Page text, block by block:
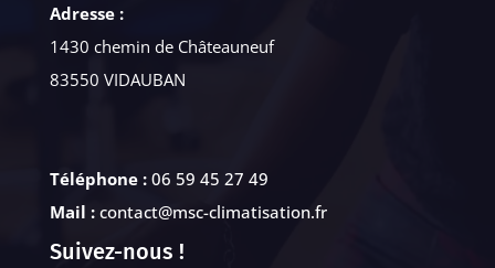
Adresse :
1430 chemin de Châteauneuf
83550 VIDAUBAN
Téléphone : 06 59 45 27 49
Mail :contact@msc-climatisation.fr
Suivez-nous !